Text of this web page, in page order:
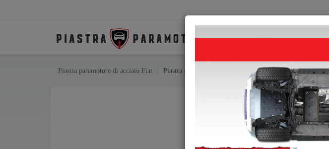
PIASTRA PARAMOTORE
Piastra paramotore di acciaio Fiat Piastra paramotore di acciaio Fiat Ducato